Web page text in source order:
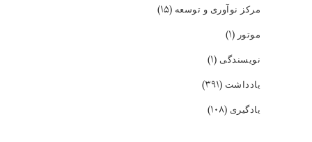
مرکز نوآوری و توسعه (۱۵)
موتور (۱)
نویسندگی (۱)
یادداشت (۳۹۱)
یادگیری (۱۰۸)